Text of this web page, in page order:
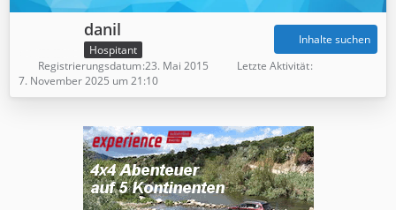
danil
Hospitant
Inhalte suchen
Registrierungsdatum 23. Mai 2015
Letzte Aktivität
7. November 2025 um 21:10